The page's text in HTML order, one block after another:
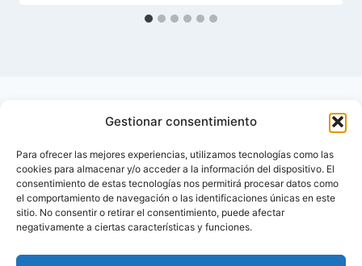
Gestionar consentimiento
Para ofrecer las mejores experiencias, utilizamos tecnologías como las
cookies para almacenar y/o acceder a la información del dispositivo. El
consentimiento de estas tecnologías nos permitirá procesar datos como
el comportamiento de navegación o las identificaciones únicas en este
sitio. No consentir o retirar el consentimiento, puede afectar
negativamente a ciertas características y funciones.